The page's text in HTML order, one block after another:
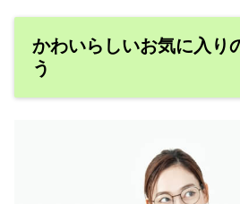
かわいらしいお気に入り
う